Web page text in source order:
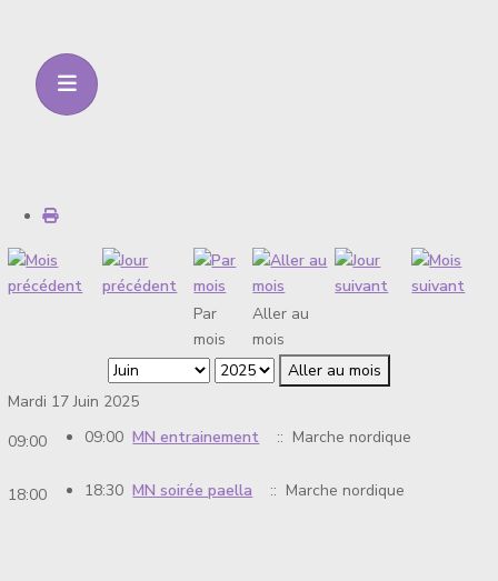
Par
mois
Aller au
mois
Aller au mois
Mardi 17 Juin 2025
09:00
09:00MN entrainement :: Marche nordique
18:00 18:30MN soirée paella :: Marche nordique